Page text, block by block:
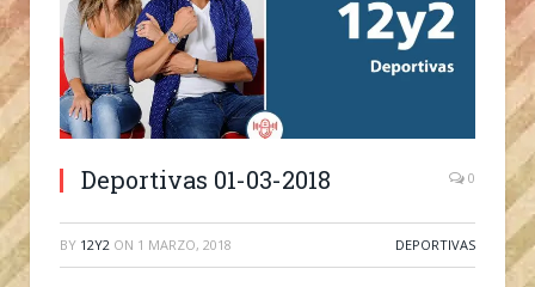
Deportivas 01-03-2018 0
BY 12Y2 ON 1 MARZO, 2018 DEPORTIVAS